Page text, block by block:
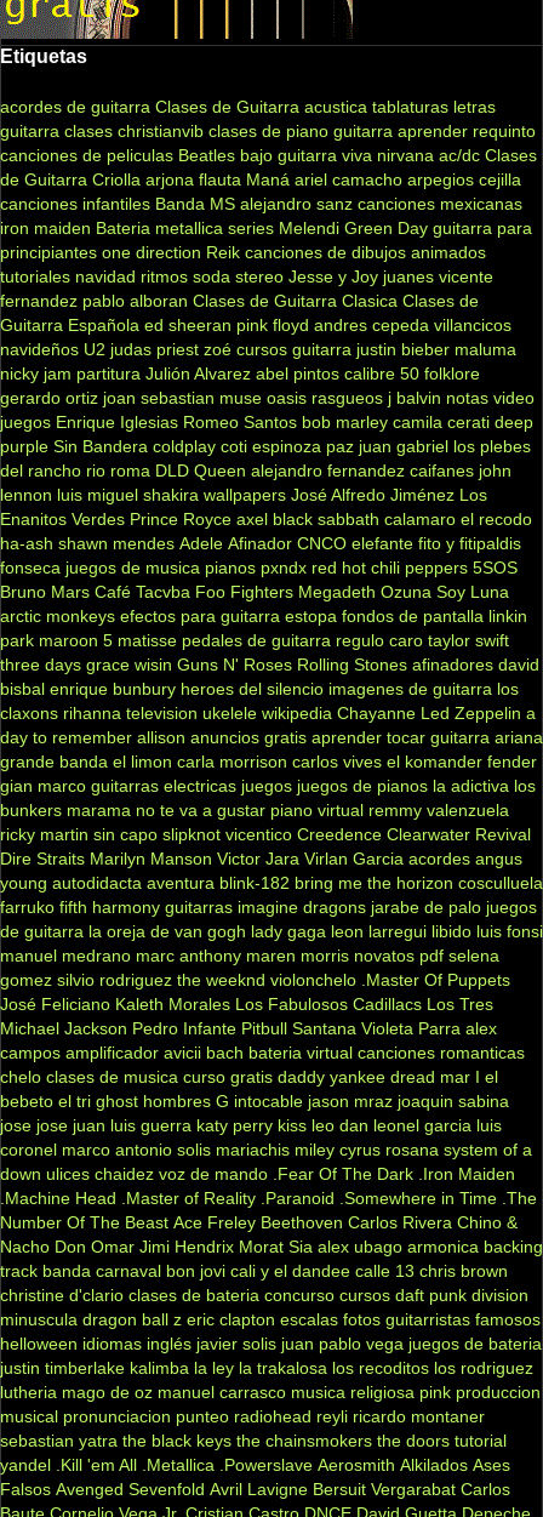
Etiquetas
acordes de guitarra Clases de Guitarra acustica tablaturas letras
guitarra clases christianvib clases de piano guitarra aprender requinto
canciones de peliculas Beatles bajo guitarra viva nirvana ac/dc Clases
de Guitarra Criolla arjona flauta Maná ariel camacho arpegios cejilla
canciones infantiles Banda MS alejandro sanz canciones mexicanas
iron maiden Bateria metallica series Melendi Green Day guitarra para
principiantes one direction Reik canciones de dibujos animados
tutoriales navidad ritmos soda stereo Jesse y Joy juanes vicente
fernandez pablo alboran Clases de Guitarra Clasica Clases de
Guitarra Española ed sheeran pink floyd andres cepeda villancicos
navideños U2 judas priest zoé cursos guitarra justin bieber maluma
nicky jam partitura Julión Alvarez abel pintos calibre 50 folklore
gerardo ortiz joan sebastian muse oasis rasgueos j balvin notas video
juegos Enrique Iglesias Romeo Santos bob marley camila cerati deep
purple Sin Bandera coldplay coti espinoza paz juan gabriel los plebes
del rancho rio roma DLD Queen alejandro fernandez caifanes john
lennon luis miguel shakira wallpapers José Alfredo Jiménez Los
Enanitos Verdes Prince Royce axel black sabbath calamaro el recodo
ha-ash shawn mendes Adele Afinador CNCO elefante fito y fitipaldis
fonseca juegos de musica pianos pxndx red hot chili peppers 5SOS
Bruno Mars Café Tacvba Foo Fighters Megadeth Ozuna Soy Luna
arctic monkeys efectos para guitarra estopa fondos de pantalla linkin
park maroon 5 matisse pedales de guitarra regulo caro taylor swift
three days grace wisin Guns N' Roses Rolling Stones afinadores david
bisbal enrique bunbury heroes del silencio imagenes de guitarra los
claxons rihanna television ukelele wikipedia Chayanne Led Zeppelin a
day to remember allison anuncios gratis aprender tocar guitarra ariana
grande banda el limon carla morrison carlos vives el komander fender
gian marco guitarras electricas juegos juegos de pianos la adictiva los
bunkers marama no te va a gustar piano virtual remmy valenzuela
ricky martin sin capo slipknot vicentico Creedence Clearwater Revival
Dire Straits Marilyn Manson Victor Jara Virlan Garcia acordes angus
young autodidacta aventura blink-182 bring me the horizon cosculluela
farruko fifth harmony guitarras imagine dragons jarabe de palo juegos
de guitarra la oreja de van gogh lady gaga leon larregui libido luis fonsi
manuel medrano marc anthony maren morris novatos pdf selena
gomez silvio rodriguez the weeknd violonchelo .Master Of Puppets
José Feliciano Kaleth Morales Los Fabulosos Cadillacs Los Tres
Michael Jackson Pedro Infante Pitbull Santana Violeta Parra alex
campos amplificador avicii bach bateria virtual canciones romanticas
chelo clases de musica curso gratis daddy yankee dread mar I el
bebeto el tri ghost hombres G intocable jason mraz joaquin sabina
jose jose juan luis guerra katy perry kiss leo dan leonel garcia luis
coronel marco antonio solis mariachis miley cyrus rosana system of a
down ulices chaidez voz de mando .Fear Of The Dark .Iron Maiden
.Machine Head
.Master of Reality .Paranoid .Somewhere in Time .The
Number Of The Beast Ace Freley Beethoven Carlos Rivera Chino &
Nacho Don Omar Jimi Hendrix Morat Sia alex ubago armonica backing
track banda carnaval bon jovi cali y el dandee calle 13 chris brown
christine d'clario clases de bateria concurso cursos daft punk division
minuscula dragon ball z eric clapton escalas fotos guitarristas famosos
helloween idiomas inglés javier solis juan pablo vega juegos de bateria
justin timberlake kalimba la ley la trakalosa los recoditos los rodriguez
lutheria mago de oz manuel carrasco musica religiosa pink produccion
musical pronunciacion punteo radiohead reyli ricardo montaner
sebastian yatra the black keys the chainsmokers the doors tutorial
yandel .Kill 'em All .Metallica .Powerslave Aerosmith Alkilados Ases
Falsos Avenged Sevenfold Avril Lavigne Bersuit Vergarabat Carlos
Baute Cornelio Vega Jr. Cristian Castro DNCE David Guetta Depeche